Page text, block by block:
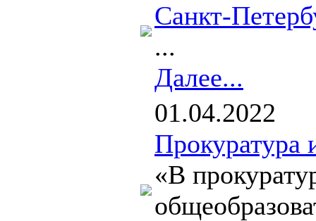
Санкт-
...
Далее...
01.04.2022
Прокуратура
«В